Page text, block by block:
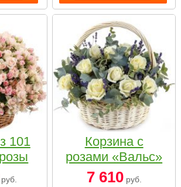
101
руб.
Корзина с
розами «Вальс»
7 610руб.